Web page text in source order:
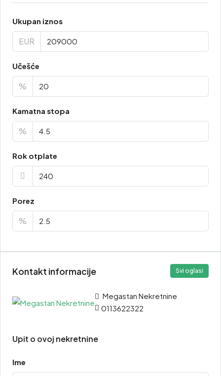
Ukupan iznos
EUR
Učešće
%
Kamatna stopa
%
Rok otplate
Porez
%
Kontakt informacije Svi oglasi
Megastan Nekretnine
0113622322
Upit o ovoj nekretnine
Ime